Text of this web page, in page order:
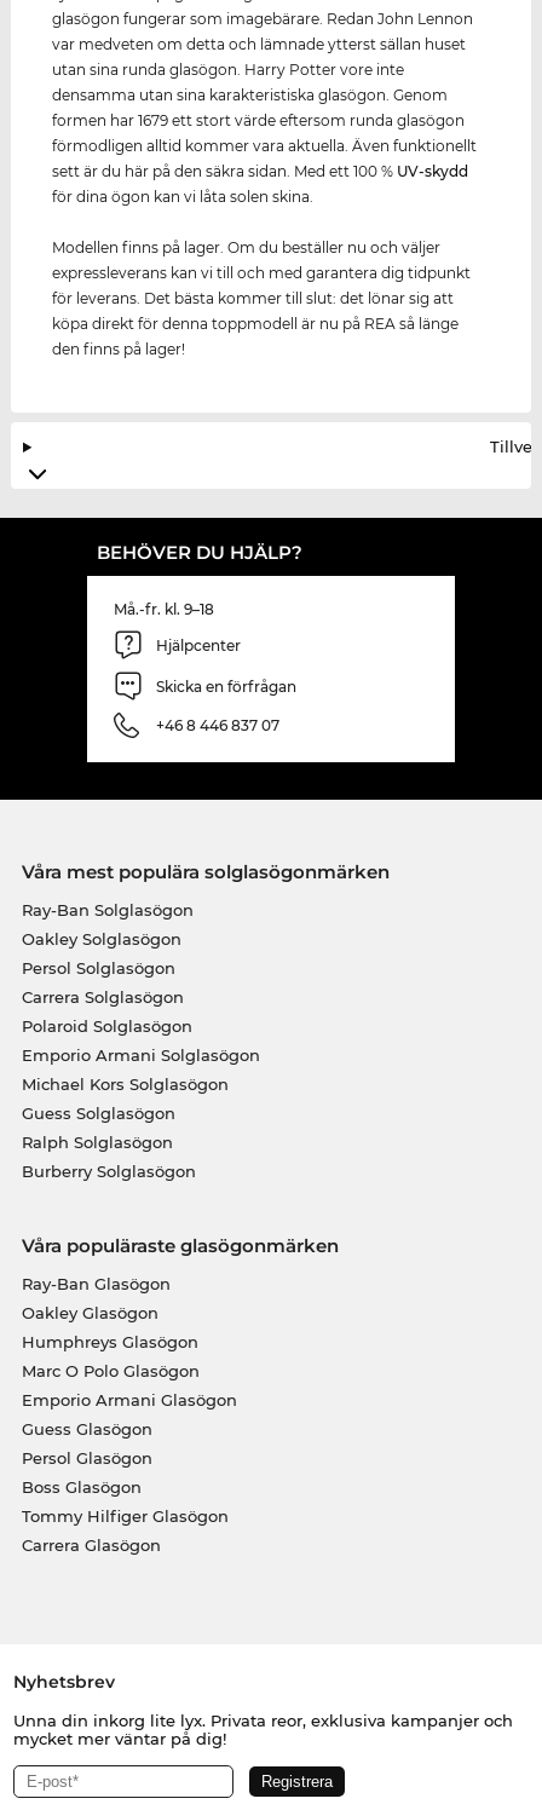
glasögon fungerar som imagebärare. Redan John Lennon
var medveten om detta och lämnade ytterst sällan huset
utan sina runda glasögon. Harry Potter vore inte
densamma utan sina karakteristiska glasögon. Genom
formen har 1679 ett stort värde eftersom runda glasögon
förmodligen alltid kommer vara aktuella. Även funktionellt
sett är du här på den säkra sidan. Med ett 100 % UV-skydd
för dina ögon kan vi låta solen skina.
Modellen finns på lager. Om du beställer nu och väljer
expressleverans kan vi till och med garantera dig tidpunkt
för leverans. Det bästa kommer till slut: det lönar sig att
köpa direkt för denna toppmodell är nu på REA så länge
den finns på lager!
BEHÖVER DU HJÄLP?
Må.-fr. kl. 9–18
Hjälpcenter
Skicka en förfrågan
+46 8 446 837 07
Våra mest populära solglasögonmärken
Ray-Ban Solglasögon
Oakley Solglasögon
Persol Solglasögon
Carrera Solglasögon
Polaroid Solglasögon
Emporio Armani Solglasögon
Michael Kors Solglasögon
Guess Solglasögon
Ralph Solglasögon
Burberry Solglasögon
Våra populäraste glasögonmärken
Ray-Ban Glasögon
Oakley Glasögon
Humphreys Glasögon
Marc O Polo Glasögon
Emporio Armani Glasögon
Guess Glasögon
Persol Glasögon
Boss Glasögon
Tommy Hilfiger Glasögon
Carrera Glasögon
Nyhetsbrev
Unna din inkorg lite lyx. Privata reor, exklusiva kampanjer och
mycket mer väntar på dig!